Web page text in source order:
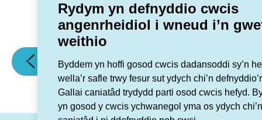
Rydym yn defnyddio cwcis
angenrheidiol i wneud i’n
weithio
Byddem yn hoffi gosod cwcis dadansoddi sy’n
wella’r safle trwy fesur sut ydych chi’n
Gallai caniatâd trydydd parti osod cwcis hefyd.
yn gosod y cwcis ychwanegol yma os ydych
Erthygl flaenorol
(Beth
sydd
Hydref?)
Erthygl nesaf
(Ydych
chi'n
colli
allan
ar